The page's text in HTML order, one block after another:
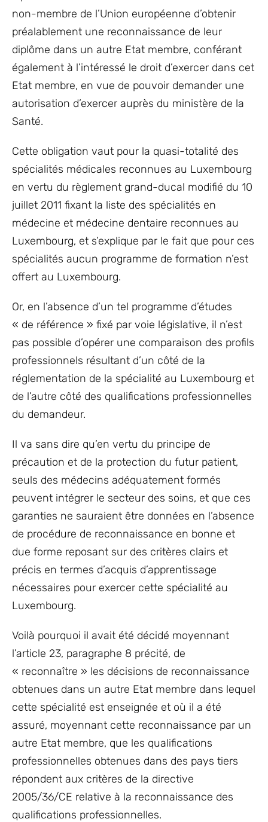
non-membre de l’Union européenne d’obtenir
préalablement une reconnaissance de leur
diplôme dans un autre Etat membre, conférant
également à l’intéressé le droit d’exercer dans cet
Etat membre, en vue de pouvoir demander une
autorisation d’exercer auprès du ministère de la
Santé.
Cette obligation vaut pour la quasi-totalité des
spécialités médicales reconnues au Luxembourg
en vertu du règlement grand-ducal modifié du 10
juillet 2011 fixant la liste des spécialités en
médecine et médecine dentaire reconnues au
Luxembourg, et s’explique par le fait que pour ces
spécialités aucun programme de formation n’est
offert au Luxembourg.
Or, en l’absence d’un tel programme d’études
« de référence » fixé par voie législative, il n’est
pas possible d’opérer une comparaison des profils
professionnels résultant d’un côté de la
réglementation de la spécialité au Luxembourg et
de l’autre côté des qualifications professionnelles
du demandeur.
Il va sans dire qu’en vertu du principe de
précaution et de la protection du futur patient,
seuls des médecins adéquatement formés
peuvent intégrer le secteur des soins, et que ces
garanties ne sauraient être données en l’absence
de procédure de reconnaissance en bonne et
due forme reposant sur des critères clairs et
précis en termes d’acquis d’apprentissage
nécessaires pour exercer cette spécialité au
Luxembourg.
Voilà pourquoi il avait été décidé moyennant
l’article 23, paragraphe 8 précité, de
« reconnaître » les décisions de reconnaissance
obtenues dans un autre Etat membre dans lequel
cette spécialité est enseignée et où il a été
assuré, moyennant cette reconnaissance par un
autre Etat membre, que les qualifications
professionnelles obtenues dans des pays tiers
répondent aux critères de la directive
2005/36/CE relative à la reconnaissance des
qualifications professionnelles.